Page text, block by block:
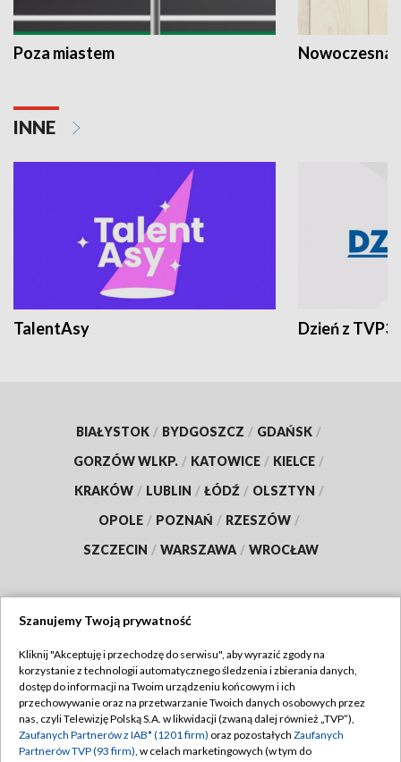
Poza miastem Nowoczesna
INNE
TalentAsy Dzień z TVP3
BIAŁYSTOK / BYDGOSZCZ / GDAŃSK /
GORZÓW WLKP. / KATOWICE / KIELCE /
KRAKÓW / LUBLIN / ŁÓDŹ / OLSZTYN /
OPOLE / POZNAŃ / RZESZÓW /
SZCZECIN / WARSZAWA / WROCŁAW
TVP
Abonament TVP
Emisja w TVP
Regulamin TVP
Polityka prywatności
Szanujemy Twoją prywatność
Kliknij "Akceptuję i przechodzę do serwisu", aby wyrazić zgody na
korzystanie z technologii automatycznego śledzenia i zbierania danych,
dostęp do informacji na Twoim urządzeniu końcowym i ich
przechowywanie oraz na przetwarzanie Twoich danych osobowych przez
nas, czyli Telewizję Polską S.A. w likwidacji (zwaną dalej również „TVP”),
Zaufanych Partnerów z IAB* (1201 firm) oraz pozostałych Zaufanych
Partnerów TVP (93 firm), w celach marketingowych (w tym do